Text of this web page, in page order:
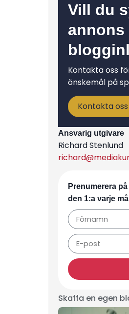
Vill du
annons
Kontakta oss
önskemål på
Kontakta oss
Ansvarig utgivare
Richard Stenlund
Prenumerera
den 1:a varje
Skaffa en egen